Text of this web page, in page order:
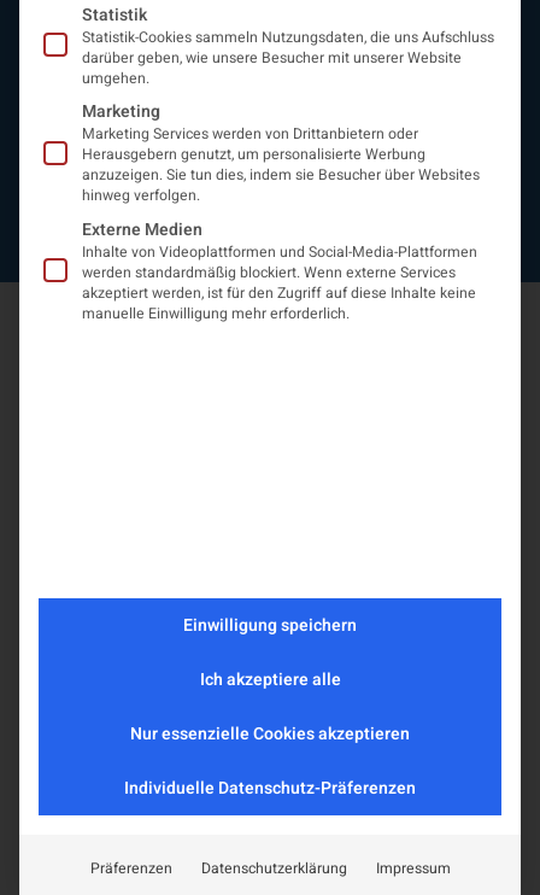
Fördermitglieder
Entwicklung der Neurologoie
Neurologiereport
Mitgliedschaft
Statuten
Protokolle
Kontakt
Impressum
Datenschutzerklärung
Statistik
Statistik-Cookies sammeln Nutzungsdaten, die uns Aufschluss
darüber geben, wie unsere Besucher mit unserer Website
umgehen.
Marketing
Marketing Services werden von Drittanbietern oder
Herausgebern genutzt, um personalisierte Werbung
anzuzeigen. Sie tun dies, indem sie Besucher über Websites
hinweg verfolgen.
Externe Medien
Inhalte von Videoplattformen und Social-Media-Plattformen
werden standardmäßig blockiert. Wenn externe Services
akzeptiert werden, ist für den Zugriff auf diese Inhalte keine
manuelle Einwilligung mehr erforderlich.
Einwilligung speichern
Ich akzeptiere alle
Nur essenzielle Cookies akzeptieren
Individuelle Datenschutz-Präferenzen
Präferenzen Datenschutzerklärung Impressum